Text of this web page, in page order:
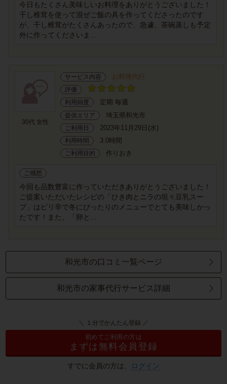
今日もたくさん美味しいお料理をありがとうございました！
干し椎茸を使って混ぜご飯の具を作ってくださったのです
が、干し椎茸がたくさんあったので、急遽、茶碗蒸しも予定
外に作ってくださいま...
30代 女性
サービス内容 お料理代行
評価
利用頻度
定期 毎週
提供エリア 埼玉県和光市
ご利用日 2023年11月29日(水)
利用時間 3.0時間
ご利用目的 作りおき
ご感想
今回も品数豊富に作っていただきありがとうございました！
ご提案いただいたレシピの「ひき肉とニラの坦々豆乳スー
プ」はピリ辛で冬にぴったりのメニューでとても美味しかっ
たです！また、「卵と...
和光市の口コミ一覧ページ
和光市の家事代行サービス詳細
＼ １分でかんたん登録 ／
初めてご利用の方は
まずは無料会員登録
すでに会員の方は、 ログイン